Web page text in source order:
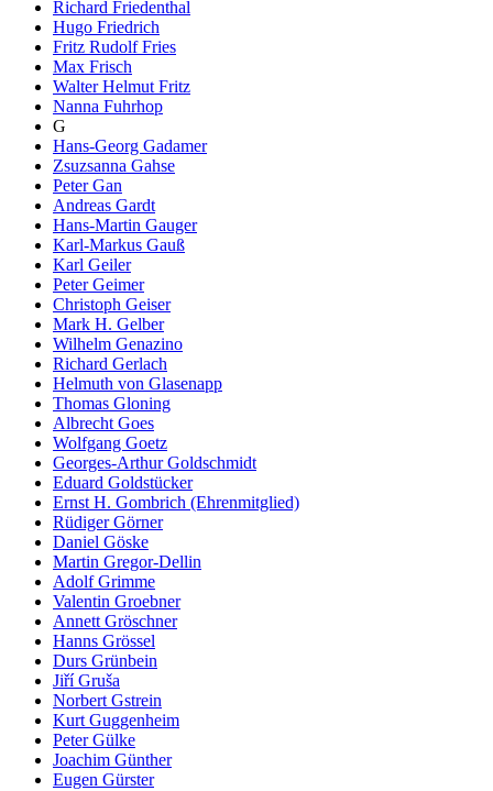
Richard Friedenthal
Hugo Friedrich
Fritz Rudolf Fries
Max Frisch
Walter Helmut Fritz
Nanna Fuhrhop
G
Hans-Georg Gadamer
Zsuzsanna Gahse
Peter Gan
Andreas Gardt
Hans-Martin Gauger
Karl-Markus Gauß
Karl Geiler
Peter Geimer
Christoph Geiser
Mark H. Gelber
Wilhelm Genazino
Richard Gerlach
Helmuth von Glasenapp
Thomas Gloning
Albrecht Goes
Wolfgang Goetz
Georges-Arthur Goldschmidt
Eduard Goldstücker
Ernst H. Gombrich (Ehrenmitglied)
Rüdiger Görner
Daniel Göske
Martin Gregor-Dellin
Adolf Grimme
Valentin Groebner
Annett Gröschner
Hanns Grössel
Durs Grünbein
Jiří Gruša
Norbert Gstrein
Kurt Guggenheim
Peter Gülke
Joachim Günther
Eugen Gürster